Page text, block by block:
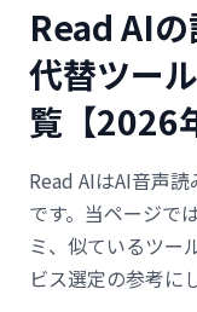
Read AI
代替ツー
覧【2026
Read AIはAI音声
です。当ページで
ミ、似ているツー
ビス選定の参考に